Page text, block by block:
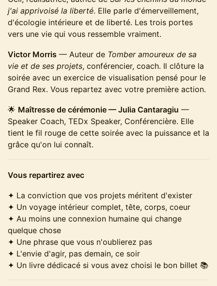
j'ai apprivoisé la liberté. Elle parle d'émerveillement,
d'écologie intérieure et de liberté. Les trois portes
vers une vie qui vous ressemble vraiment.
Victor Morris — Auteur de Tomber amoureux de sa
vie et de ses projets, conférencier, coach. Il clôture la
soirée avec un exercice de visualisation pensé pour le
Grand Rex. Vous repartez avec votre première action.
🌟 Maîtresse de cérémonie — Julia Cantaragiu —
Speaker Coach, TEDx Speaker, Conférencière. Elle
tient le fil rouge de cette soirée avec la puissance et la
grâce qu'on lui connaît.
Vous repartirez avec
✦ La conviction que vos projets méritent d'exister
✦ Un voyage intérieur complet, tête, corps, coeur
✦ Au moins une connexion humaine qui change
quelque chose
✦ Une phrase que vous n'oublierez pas
✦ L'envie d'agir, pas demain, ce soir
✦ Un livre dédicacé si vous avez choisi le bon billet 📚